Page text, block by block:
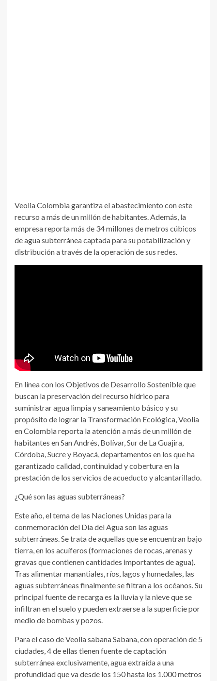
Veolia Colombia garantiza el abastecimiento con este
recurso a más de un millón de habitantes. Además, la
empresa reporta más de 34 millones de metros cúbicos
de agua subterránea captada para su potabilización y
distribución a través de la operación de sus redes.
En línea con los Objetivos de Desarrollo Sostenible que
buscan la preservación del recurso hídrico para
suministrar agua limpia y saneamiento básico y su
propósito de lograr la Transformación Ecológica, Veolia
en Colombia reporta la atención a más de un millón de
habitantes en San Andrés, Bolívar, Sur de La Guajira,
Córdoba, Sucre y Boyacá, departamentos en los que ha
garantizado calidad, continuidad y cobertura en la
prestación de los servicios de acueducto y alcantarillado.
¿Qué son las aguas subterráneas?
Este año, el tema de las Naciones Unidas para la
conmemoración del Día del Agua son las aguas
subterráneas. Se trata de aquellas que se encuentran bajo
tierra, en los acuíferos (formaciones de rocas, arenas y
gravas que contienen cantidades importantes de agua).
Tras alimentar manantiales, ríos, lagos y humedales, las
aguas subterráneas finalmente se filtran a los océanos. Su
principal fuente de recarga es la lluvia y la nieve que se
infiltran en el suelo y pueden extraerse a la superficie por
medio de bombas y pozos.
Para el caso de Veolia sabana Sabana, con operación de 5
ciudades, 4 de ellas tienen fuente de captación
subterránea exclusivamente, agua extraída a una
profundidad que va desde los 150 hasta los 1.000 metros